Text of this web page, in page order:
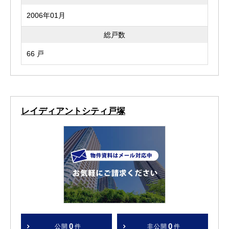
2006年01月
総戸数
66 戸
レイディアントシティ戸塚
公開 0 件 非公開 0 件